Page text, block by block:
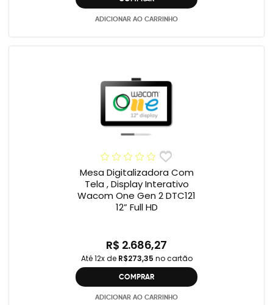
ADICIONAR AO CARRINHO
Mesa Digitalizadora Com
Tela , Display Interativo
Wacom One Gen 2 DTC121
12” Full HD
R$ 2.686,27
Até 12x de R$273,35 no cartão
COMPRAR
ADICIONAR AO CARRINHO